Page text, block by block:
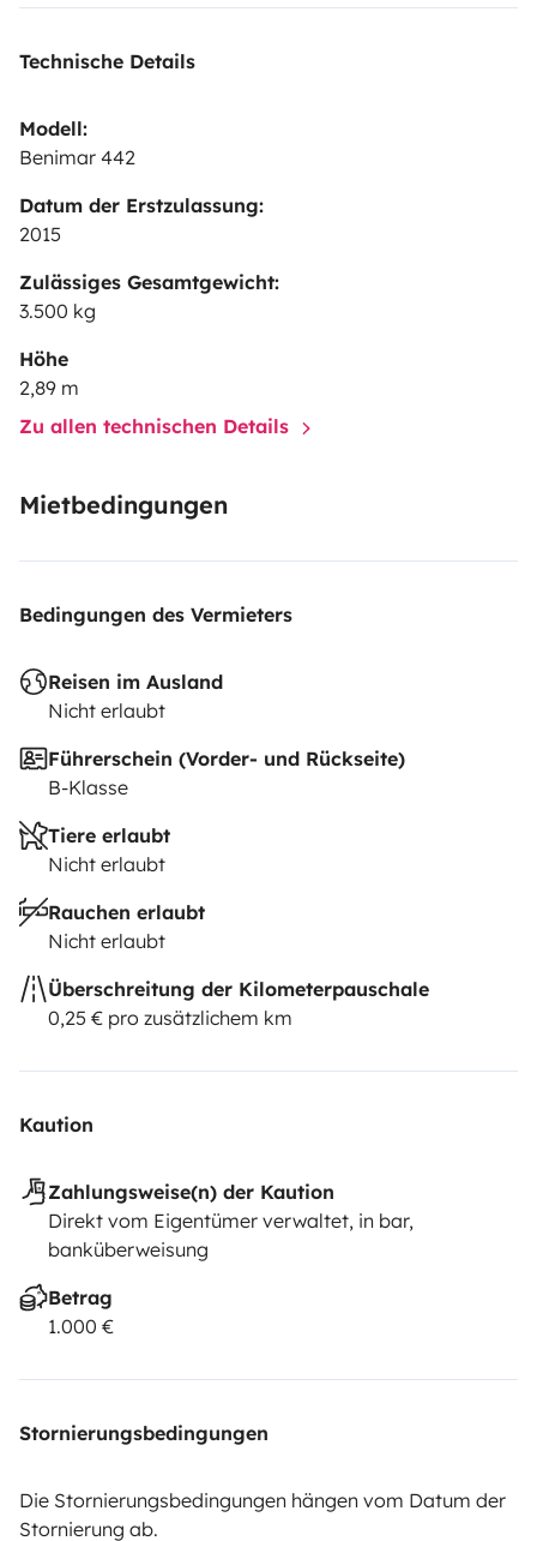
Technische Details
Modell:
Benimar 442
Datum der Erstzulassung:
2015
Zulässiges Gesamtgewicht:
3.500 kg
Höhe
2,89 m
Zu allen technischen Details
Mietbedingungen
Bedingungen des Vermieters
Reisen im Ausland
Nicht erlaubt
Führerschein (Vorder- und Rückseite)
B-Klasse
Tiere erlaubt
Nicht erlaubt
Rauchen erlaubt
Nicht erlaubt
Überschreitung der Kilometerpauschale
0,25 € pro zusätzlichem km
Kaution
Zahlungsweise(n) der Kaution
Direkt vom Eigentümer verwaltet, in bar,
banküberweisung
Betrag
1.000 €
Stornierungsbedingungen
Die Stornierungsbedingungen hängen vom Datum der
Stornierung ab.